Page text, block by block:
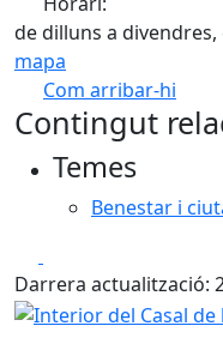
de dilluns a divendres,
mapa
Com arribar-hi
+
Contingut
Temes
Benestar i
Darrera actualització:
Interior del Casal de